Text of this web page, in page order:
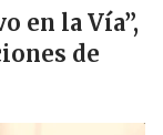
en la Vía”,
de